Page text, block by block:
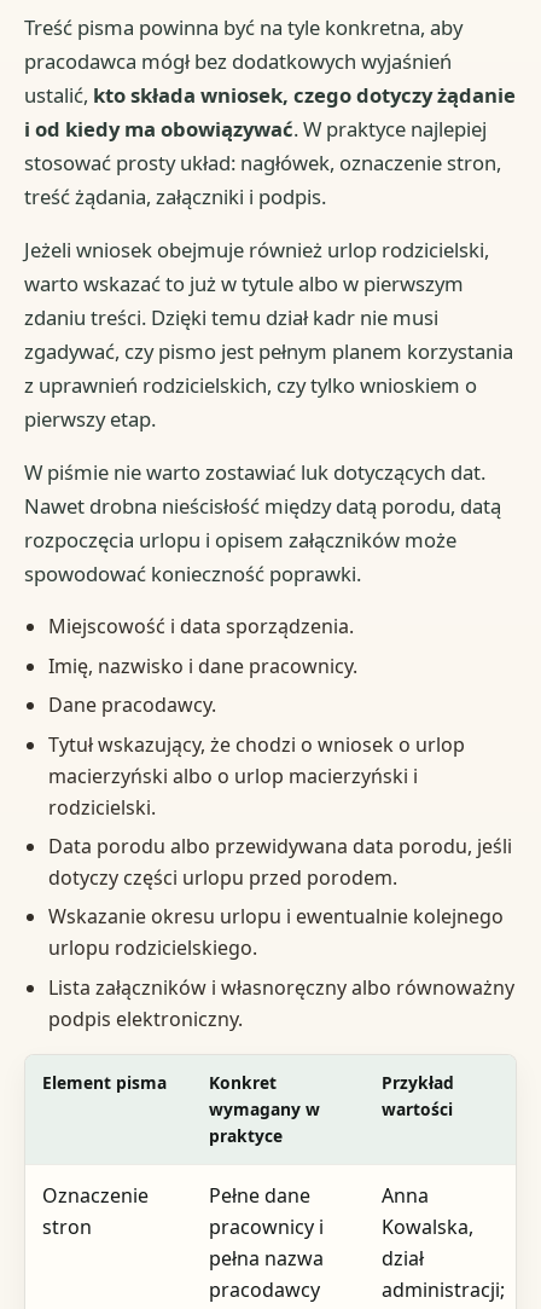
Treść pisma powinna być na tyle konkretna, aby
pracodawca mógł bez dodatkowych wyjaśnień
ustalić, kto składa wniosek, czego dotyczy żądanie
i od kiedy ma obowiązywać. W praktyce najlepiej
stosować prosty układ: nagłówek, oznaczenie stron,
treść żądania, załączniki i podpis.
Jeżeli wniosek obejmuje również urlop rodzicielski,
warto wskazać to już w tytule albo w pierwszym
zdaniu treści. Dzięki temu dział kadr nie musi
zgadywać, czy pismo jest pełnym planem korzystania
z uprawnień rodzicielskich, czy tylko wnioskiem o
pierwszy etap.
W piśmie nie warto zostawiać luk dotyczących dat.
Nawet drobna nieścisłość między datą porodu, datą
rozpoczęcia urlopu i opisem załączników może
spowodować konieczność poprawki.
Miejscowość i data sporządzenia.
Imię, nazwisko i dane pracownicy.
Dane pracodawcy.
Tytuł wskazujący, że chodzi o wniosek o urlop
macierzyński albo o urlop macierzyński i
rodzicielski.
Data porodu albo przewidywana data porodu, jeśli
dotyczy części urlopu przed porodem.
Wskazanie okresu urlopu i ewentualnie kolejnego
urlopu rodzicielskiego.
Lista załączników i własnoręczny albo równoważny
podpis elektroniczny.
Element pisma
Konkret
wymagany w
praktyce
Przykład
wartości
Oznaczenie
stron
Pełne dane
pracownicy i
pełna nazwa
pracodawcy
Anna
Kowalska,
dział
administracji;